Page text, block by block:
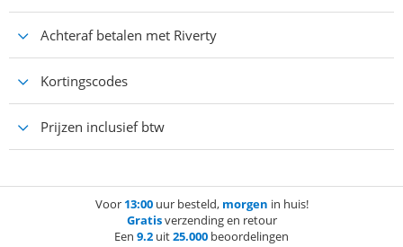
Achteraf betalen met Riverty
Kortingscodes
Prijzen inclusief btw
Voor 13:00uur besteld, morgen in huis!
Gratisverzending en retour
Een 9.2 uit25.000 beoordelingen